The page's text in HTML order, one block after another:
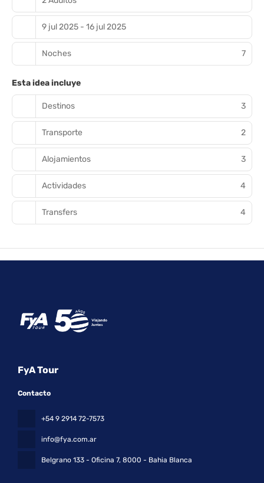
9 jul 2025 - 16 jul 2025
Noches 7
Esta idea incluye
Destinos 3
Transporte 2
Alojamientos 3
Actividades 4
Transfers 4
FyA Tour
Contacto
+54 9 2914 72-7573
info@fya.com.ar
Belgrano 133 - Oficina 7, 8000 - Bahia Blanca